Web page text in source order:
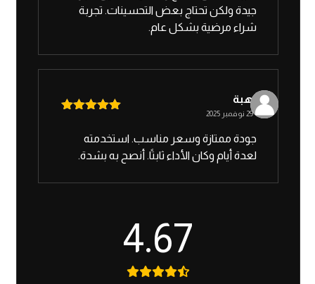
جيدة ولكن تحتاج بعض التحسينات. تجربة
شراء مرضية بشكل عام.
هبة
29 نوفمبر 2025
جودة ممتازة وسعر مناسب. استخدمته
لعدة أيام وكان الأداء ثابتًا. أنصح به بشدة.
4.67